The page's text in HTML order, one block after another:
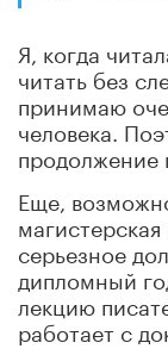
Я, когда
читать без
принимаю
человека.
продолжение
Еще,
серьезное
дипломный
лекцию
работает с